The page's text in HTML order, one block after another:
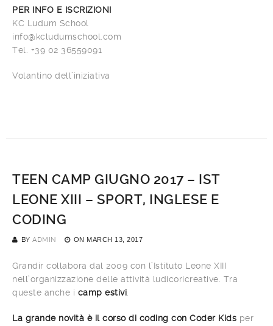
PER INFO E ISCRIZIONI
KC Ludum School
info@kcludumschool.com
Tel. +39 02 36559091
Volantino dell’iniziativa
TEEN CAMP GIUGNO 2017 – IST
LEONE XIII – SPORT, INGLESE E
CODING
BY ADMIN ON MARCH 13, 2017
Grandir collabora dal 2009 con l’Istituto Leone XIII
nell’organizzazione delle attività ludicoricreative. Tra
queste anche i camp estivi
La grande novità è il corso di coding con Coder Kids per